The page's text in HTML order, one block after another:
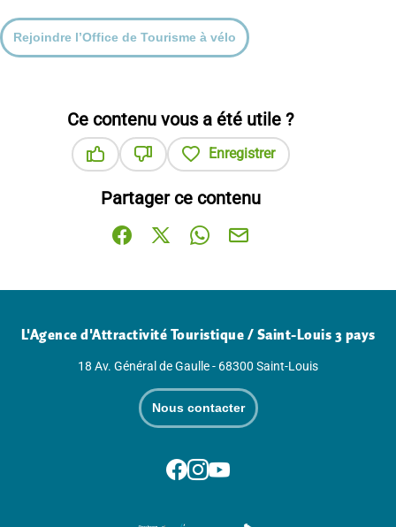
Rejoindre l’Office de Tourisme à vélo
Ce contenu vous a été utile ?
Enregistrer
Partager ce contenu
Partager sur Facebook (nouvelle fenêtre)
Partager sur X / Twitter (nouvelle
Partager sur WhatsApp
Partager par mail
L'Agence d'Attractivité Touristique / Saint-Louis 3 pays
18 Av. Général de Gaulle - 68300 Saint-Louis
Nous contacter
Suivez-nous sur Facebook
Suivez-nous sur Instagram
Suivez-nous sur Youtube